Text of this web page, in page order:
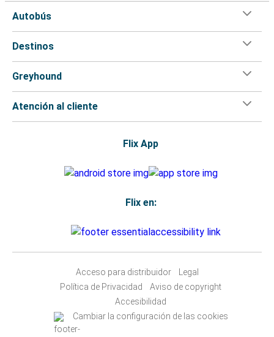
Autobús
Destinos
Greyhound
Atención al cliente
Flix App
Flix en:
Acceso para distribuidor
Legal
Política de Privacidad
Aviso de copyright
Accesibilidad
Cambiar la configuración de las cookies